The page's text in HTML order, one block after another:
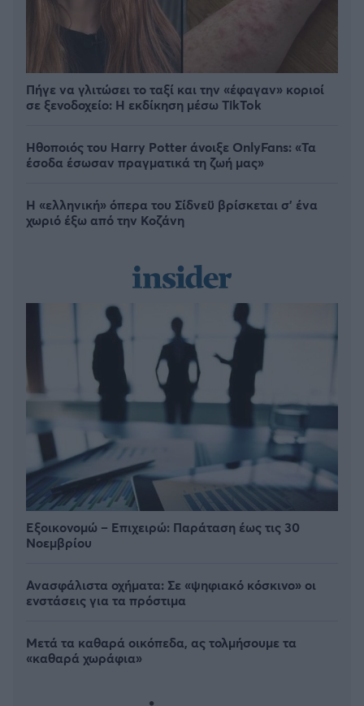
Πήγε να γλιτώσει το ταξί και την «έφαγαν» κοριοί
σε ξενοδοχείο: H εκδίκηση μέσω TikTok
Ηθοποιός του Harry Potter άνοιξε OnlyFans: «Τα
έσοδα έσωσαν πραγματικά τη ζωή μας»
Η «ελληνική» όπερα του Σίδνεϋ βρίσκεται σ' ένα
χωριό έξω από την Κοζάνη
Εξοικονομώ – Επιχειρώ: Παράταση έως τις 30
Νοεμβρίου
Ανασφάλιστα οχήματα: Σε «ψηφιακό κόσκινο» οι
ενστάσεις για τα πρόστιμα
Μετά τα καθαρά οικόπεδα, ας τολμήσουμε τα
«καθαρά χωράφια»